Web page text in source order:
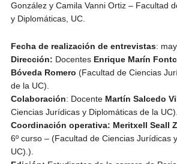
González y Camila Vanni Ortiz – Facultad
y Diplomáticas, UC.
Fecha de realización de entrevistas:
Dirección: Docentes Enrique Marín
Bóveda Romero (Facultad de Ciencias
de la UC).
Colaboración: Docente Martín Salcedo
Ciencias Jurídicas y Diplomáticas de la UC).
Coordinación operativa: Meritxell Seall
6º curso – (Facultad de Ciencias Jurídicas
UC).).